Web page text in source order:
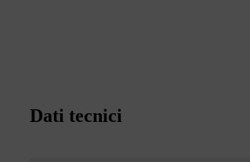
Dati tecnici